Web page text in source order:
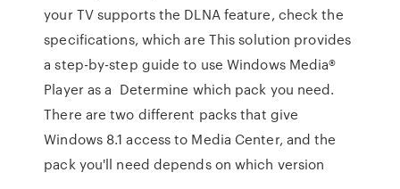
your TV supports the DLNA feature, check the
specifications, which are This solution provides
a step-by-step guide to use Windows Media®
Player as a Determine which pack you need.
There are two different packs that give
Windows 8.1 access to Media Center, and the
pack you'll need depends on which version